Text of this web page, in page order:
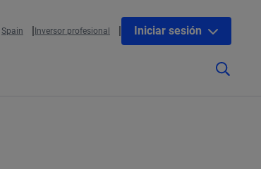
Spain Inversor profesional Iniciar sesión